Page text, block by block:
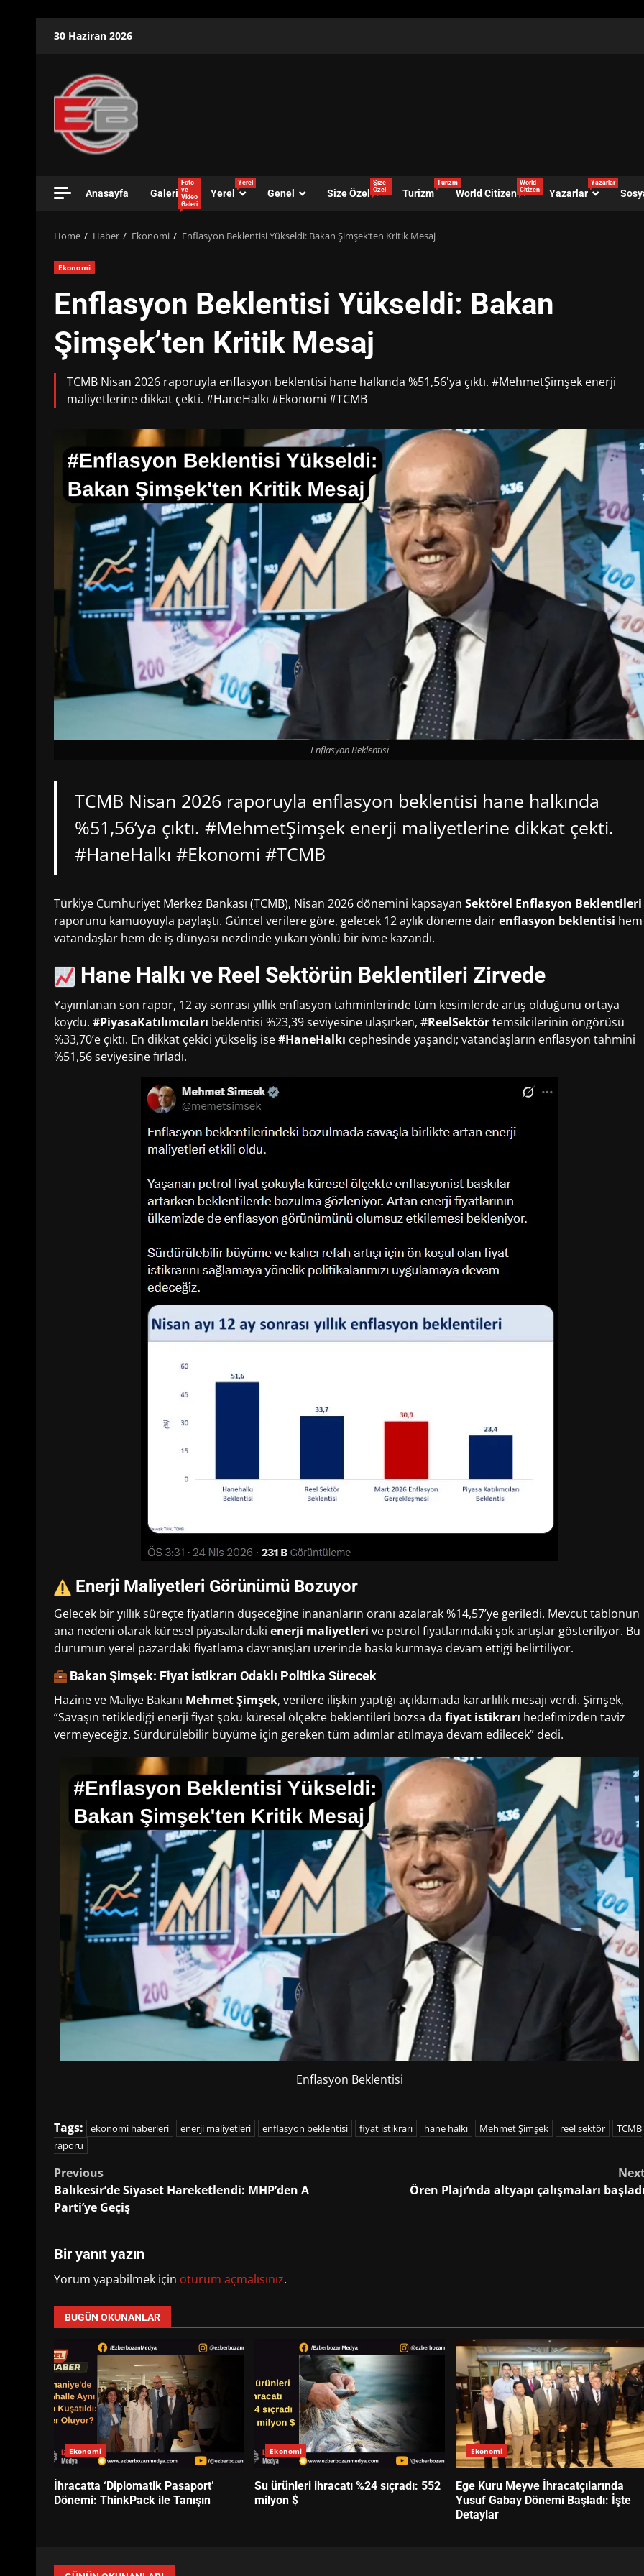
30 Haziran 2026
Anasayfa Galeri
Foto
ve
Video
Galeri
Yerel
Yerel
Genel Size Özel
Size
Özel
Turizm
Turizm
World Citizen
World
Citizen
Yazarlar
Yazarlar
Home Haber Ekonomi Enflasyon Beklentisi Yükseldi: Bakan Şimşek’ten Kritik Mesaj
Ekonomi
Enflasyon Beklentisi Yükseldi: Bakan
Şimşek’ten Kritik Mesaj
TCMB Nisan 2026 raporuyla enflasyon beklentisi hane halkında %51,56'ya çıktı. #MehmetŞimşek enerji
maliyetlerine dikkat çekti. #HaneHalkı #Ekonomi #TCMB
Enflasyon Beklentisi
TCMB Nisan 2026 raporuyla enflasyon beklentisi hane halkında
%51,56’ya çıktı. #MehmetŞimşek enerji maliyetlerine dikkat çekti.
#HaneHalkı #Ekonomi #TCMB
Türkiye Cumhuriyet Merkez Bankası (TCMB), Nisan 2026 dönemini kapsayan Sektörel Enflasyon Beklentileri
raporunu kamuoyuyla paylaştı. Güncel verilere göre, gelecek 12 aylık döneme dairenflasyon beklentisi hem
vatandaşlar hem de iş dünyası nezdinde yukarı yönlü bir ivme kazandı.
Hane Halkı ve Reel Sektörün Beklentileri Zirvede
Yayımlanan son rapor, 12 ay sonrası yıllık enflasyon tahminlerinde tüm kesimlerde artış olduğunu ortaya
koydu. #PiyasaKatılımcıları beklentisi %23,39 seviyesine ulaşırken, #ReelSektörtemsilcilerinin öngörüsü
%33,70’e çıktı. En dikkat çekici yükseliş ise#HaneHalkı cephesinde yaşandı; vatandaşların enflasyon tahmini
%51,56 seviyesine fırladı.
Enerji Maliyetleri Görünümü Bozuyor
Gelecek bir yıllık süreçte fiyatların düşeceğine inananların oranı azalarak %14,57’ye geriledi. Mevcut tablonun
ana nedeni olarak küresel piyasalardaki enerji maliyetleri ve petrol fiyatlarındaki şok artışlar gösteriliyor. Bu
durumun yerel pazardaki fiyatlama davranışları üzerinde baskı kurmaya devam ettiği belirtiliyor.
Bakan Şimşek: Fiyat İstikrarı Odaklı Politika Sürecek
Hazine ve Maliye Bakanı Mehmet Şimşek, verilere ilişkin yaptığı açıklamada kararlılık mesajı verdi. Şimşek,
“Savaşın tetiklediği enerji fiyat şoku küresel ölçekte beklentileri bozsa da fiyat istikrarı hedefimizden taviz
vermeyeceğiz. Sürdürülebilir büyüme için gereken tüm adımlar atılmaya devam edilecek” dedi.
Enflasyon Beklentisi
Tags: ekonomi haberleri enerji maliyetleri enflasyon beklentisi fiyat istikrarı hane halkı Mehmet Şimşek reel sektör
TCMB
raporu
Post
navigation
Previous
Balıkesir’de Siyaset Hareketlendi: MHP’den A
Parti’ye Geçiş
Ören Plajı’nda altyapı çalışmaları başladı
Bir yanıt yazın
Yorum yapabilmek için oturum açmalısınız.
BUGÜN OKUNANLAR
Ekonomi
İhracatta ‘Diplomatik Pasaport’
Dönemi: ThinkPack ile Tanışın
Ekonomi
Su ürünleri ihracatı %24 sıçradı: 552
milyon $
Ekonomi
Ege Kuru Meyve İhracatçılarında
Yusuf Gabay Dönemi Başladı: İşte
Detaylar